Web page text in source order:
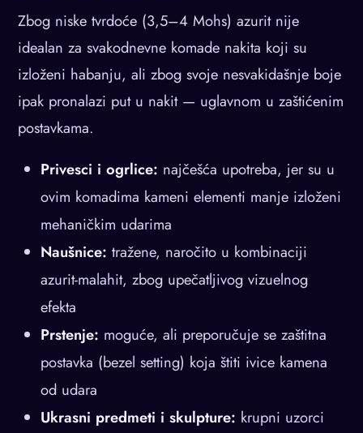
Zbog niske tvrdoće (3,5–4 Mohs) azurit nije
idealan za svakodnevne komade nakita koji su
izloženi habanju, ali zbog svoje nesvakidašnje boje
ipak pronalazi put u nakit — uglavnom u zaštićenim
postavkama.
Privesci i ogrlice: najčešća upotreba, jer su u
ovim komadima kameni elementi manje izloženi
mehaničkim udarima
Naušnice: tražene, naročito u kombinaciji
azurit-malahit, zbog upečatljivog vizuelnog
efekta
Prstenje: moguće, ali preporučuje se zaštitna
postavka (bezel setting) koja štiti ivice kamena
od udara
Ukrasni predmeti i skulpture: krupni uzorci